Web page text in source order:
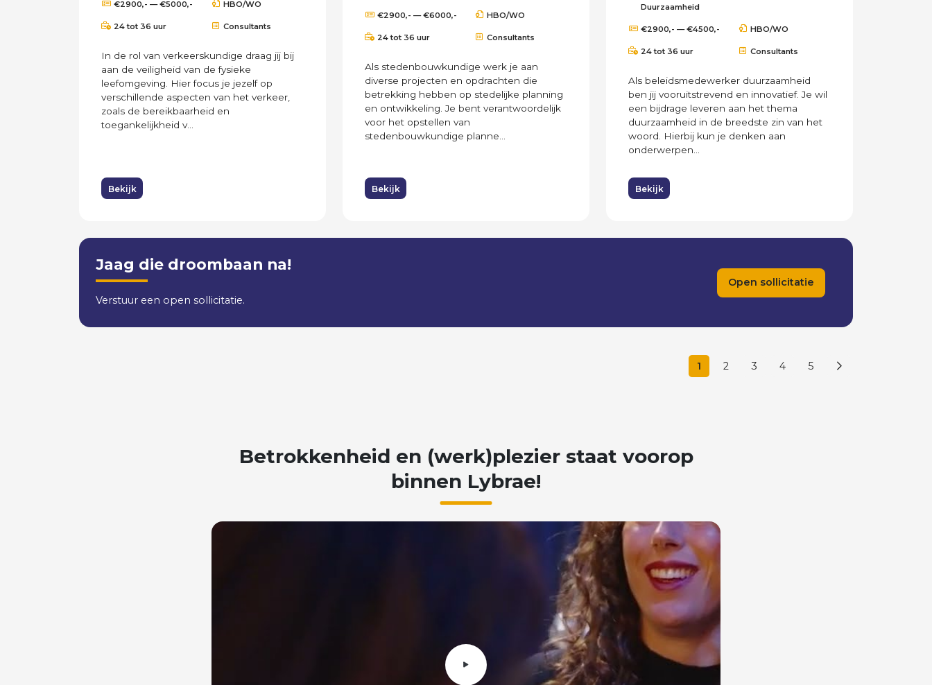
€2900,- — €5000,- HBO/WO
24 tot 36 uur Consultants
In de rol van verkeerskundige draag jij bij
aan de veiligheid van de fysieke
leefomgeving. Hier focus je jezelf op
verschillende aspecten van het verkeer,
zoals de bereikbaarheid en
toegankelijkheid v...
Bekijk
€2900,- — €6000,- HBO/WO
24 tot 36 uur Consultants
Als stedenbouwkundige werk je aan
diverse projecten en opdrachten die
betrekking hebben op stedelijke planning
en ontwikkeling. Je bent verantwoordelijk
voor het opstellen van
stedenbouwkundige planne...
Bekijk
Duurzaamheid
€2900,- — €4500,- HBO/WO
24 tot 36 uur Consultants
Als beleidsmedewerker duurzaamheid
ben jij vooruitstrevend en innovatief. Je wil
een bijdrage leveren aan het thema
duurzaamheid in de breedste zin van het
woord. Hierbij kun je denken aan
onderwerpen...
Bekijk
Jaag die droombaan na!
Verstuur een open sollicitatie.
Open sollicitatie
1 2 3 4 5
Betrokkenheid en (werk)plezier staat voorop
binnen Lybrae!